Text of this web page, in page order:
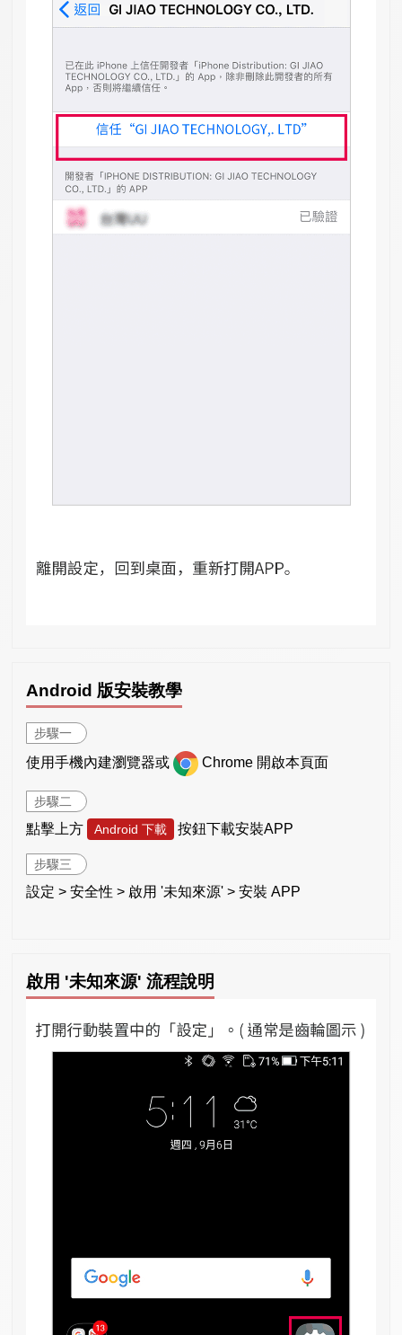
Android 版安裝教學
步驟一
使用手機內建瀏覽器或 Chrome 開啟本頁面
步驟二
點擊上方 Android 下載 按鈕下載安裝APP
步驟三
設定 > 安全性 > 啟用 '未知來源' > 安裝 APP
啟用 '未知來源' 流程說明